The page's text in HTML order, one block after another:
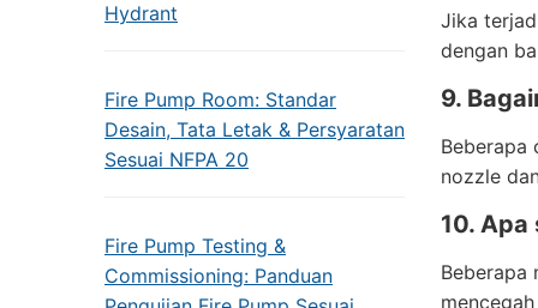
Hydrant
Fire Pump Room: Standar
Desain, Tata Letak & Persyaratan
Sesuai NFPA 20
Fire Pump Testing &
Commissioning: Panduan
Jika
dengan
9.
Beberapa
nozzle
10.
Beberapa